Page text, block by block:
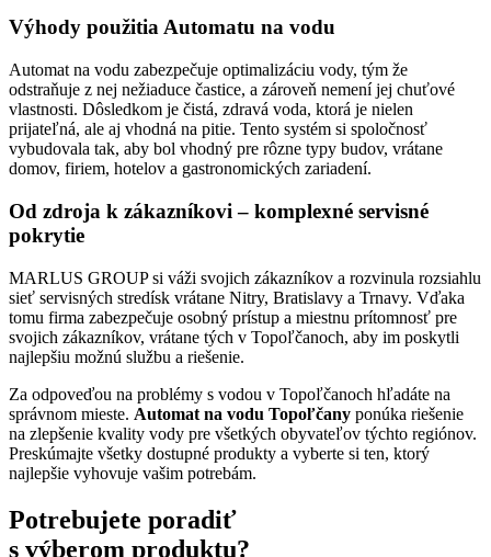
Výhody použitia Automatu na vodu
Automat na vodu zabezpečuje optimalizáciu vody, tým že
odstraňuje z nej nežiaduce častice, a zároveň nemení jej chuťové
vlastnosti. Dôsledkom je čistá, zdravá voda, ktorá je nielen
prijateľná, ale aj vhodná na pitie. Tento systém si spoločnosť
vybudovala tak, aby bol vhodný pre rôzne typy budov, vrátane
domov, firiem, hotelov a gastronomických zariadení.
Od zdroja k zákazníkovi – komplexné servisné
pokrytie
MARLUS GROUP si váži svojich zákazníkov a rozvinula rozsiahlu
sieť servisných stredísk vrátane Nitry, Bratislavy a Trnavy. Vďaka
tomu firma zabezpečuje osobný prístup a miestnu prítomnosť pre
svojich zákazníkov, vrátane tých v Topoľčanoch, aby im poskytli
najlepšiu možnú službu a riešenie.
Za odpoveďou na problémy s vodou v Topoľčanoch hľadáte na
správnom mieste. Automat na vodu Topoľčany ponúka riešenie
na zlepšenie kvality vody pre všetkých obyvateľov týchto regiónov.
Preskúmajte všetky dostupné produkty a vyberte si ten, ktorý
najlepšie vyhovuje vašim potrebám.
Potrebujete poradiť
s výberom produktu?